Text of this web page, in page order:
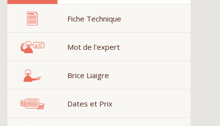
Fiche Technique
Mot de l'expert
Brice Liaigre
Dates et Prix